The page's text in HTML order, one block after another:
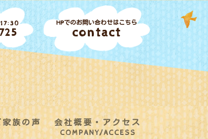
HPでのお問い合わせはこちら
contact
族の声
会社概要・アクセス
COMPANY/ACCESS